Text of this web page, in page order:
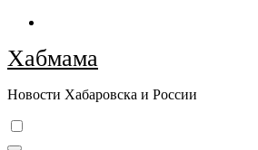
Перейти
содержимому
Хабмама
Новости Хабаровска и России